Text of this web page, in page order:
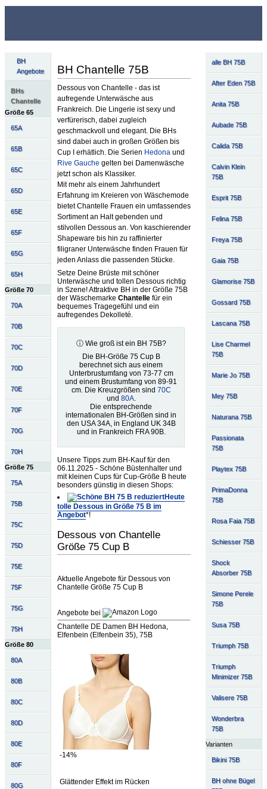
BH
Angebote
BHs
Chantelle
Größe 65
65A
65B
65C
65D
65E
65F
65G
65H
Größe 70
70A
70B
70C
70D
70E
70F
70G
70H
Größe 75
75A
75B
75C
75D
75E
75F
75G
75H
Größe 80
80A
80B
80C
80D
80E
80F
80G
alle BH 75B
After Eden 75B
Anita 75B
Aubade 75B
Calida 75B
Calvin Klein
75B
Esprit 75B
Felina 75B
Freya 75B
Gaia 75B
Glamorise 75B
Gossard 75B
Lascana 75B
Lise Charmel
75B
Marie Jo 75B
Mey 75B
Naturana 75B
Passionata
75B
Playtex 75B
PrimaDonna
75B
Rosa Faia 75B
Schiesser 75B
Shock
Absorber 75B
Simone Perele
75B
Susa 75B
Triumph 75B
Triumph
Minimizer 75B
Valisere 75B
Wonderbra
75B
Varianten
Bikini 75B
BH ohne Bügel
BH Chantelle 75B
Dessous von Chantelle - das ist
aufregende Unterwäsche aus
Frankreich. Die Lingerie ist sexy und
verfürerisch, dabei zugleich
geschmackvoll und elegant. Die BHs
sind dabei auch in großen Größen bis
Cup I erhätlich. Die Serien Hedonaund
Rive Gauche gelten bei Damenwäsche
jetzt schon als Klassiker.
Mit mehr als einem Jahrhundert
Erfahrung im Kreieren von Wäschemode
bietet Chantelle Frauen ein umfassendes
Sortiment an Halt gebenden und
stilvollen Dessous an. Von kaschierender
Shapeware bis hin zu raffinierter
filigraner Unterwäsche finden Frauen für
jeden Anlass die passenden Stücke.
Setze Deine Brüste mit schöner
Unterwäsche und tollen Dessous richtig
in Szene! Attraktive BH in der Größe 75B
der Wäschemarke Chantellefür ein
bequemes Tragegefühl und ein
aufregendes Dekolleté.
ⓘ Wie groß ist ein BH 75B?
Die BH-Größe 75 Cup B
berechnet sich aus einem
Unterbrustumfang von 73-77 cm
und einem Brustumfang von 89-91
cm. Die Kreuzgrößen sind 70C
und 80A.
Die entsprechende
internationalen BH-Größen sind in
den USA 34A, in England UK 34B
und in Frankreich FRA 90B.
Unsere Tipps zum BH-Kauf für den
06.11.2025 - Schöne Büstenhalter und
mit kleinen Cups für Cup-Größe B heute
besonders günstig in diesen Shops:
Heute
tolle Dessous in Größe 75 B im
Angebot*!
Dessous von Chantelle
Größe 75 Cup B
Aktuelle Angebote für Dessous von
Chantelle Größe 75 Cup B
Angebote bei
Chantelle DE Damen BH Hedona,
Elfenbein (Elfenbein 35), 75B
-14%
Glättender Effekt im Rücken